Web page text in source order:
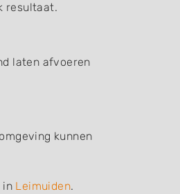
resultaat.
laten afvoeren
kunnen
in Leimuiden.